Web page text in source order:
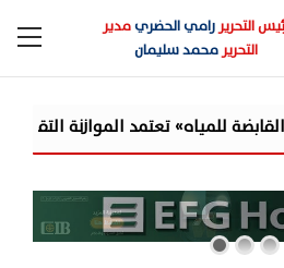
التحريررامي الحضريمدير
التحريرمحمد سليمان
للعام المالي 2026/2027